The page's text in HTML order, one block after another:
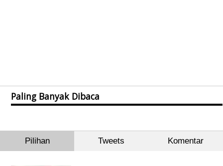
Paling Banyak Dibaca
Pilihan Tweets Komentar